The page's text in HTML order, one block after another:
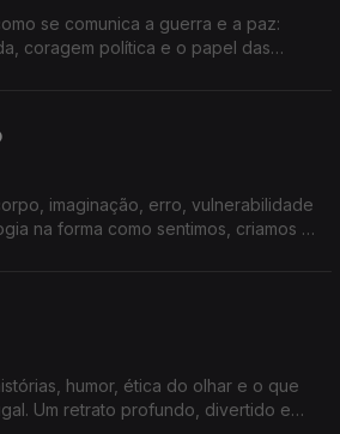
se comunica a guerra e a paz:
coragem política e o papel das
imaginação, erro, vulnerabilidade
na forma como sentimos, criamos e
humor, ética do olhar e o que
Um retrato profundo, divertido e